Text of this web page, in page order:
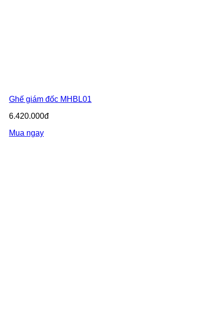
Ghế giám đốc MHBL01
6.420.000đ
Mua ngay